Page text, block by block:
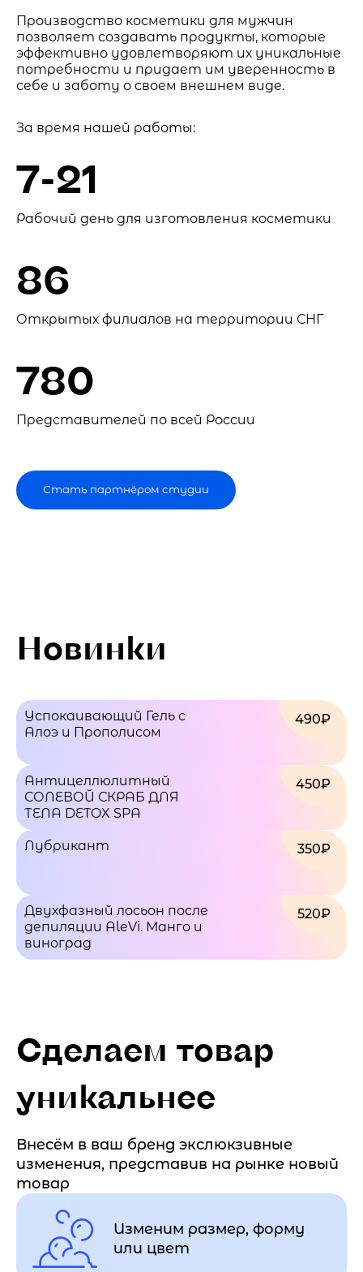
Производство косметики для мужчин
позволяет создавать продукты, которые
эффективно удовлетворяют их уникальные
потребности и придает им уверенность в
себе и заботу о своем внешнем виде.
За время нашей работы:
7-21
Рабочий день для изготовления косметики
86
Открытых филиалов на территории СНГ
780
Представителей по всей России
Стать партнёром студии
Новинки
490₽
Успокаивающий Гель с
Алоэ и Прополисом
450₽
Антицеллюлитный
СОЛЕВОЙ СКРАБ ДЛЯ
ТЕЛА DETOX SPA
350₽
Лубрикант
520₽
Двухфазный лосьон после
депиляции AleVi. Манго и
виноград
Сделаем товар
уникальнее
Внесём в ваш бренд экслюкзивные
изменения, представив на рынке новый
товар
Изменим размер, форму
или цвет